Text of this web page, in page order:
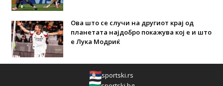
Ова што се случи на другиот крај од
планетата најдобро покажува кој е и што
е Лука Модриќ
sportski.rs